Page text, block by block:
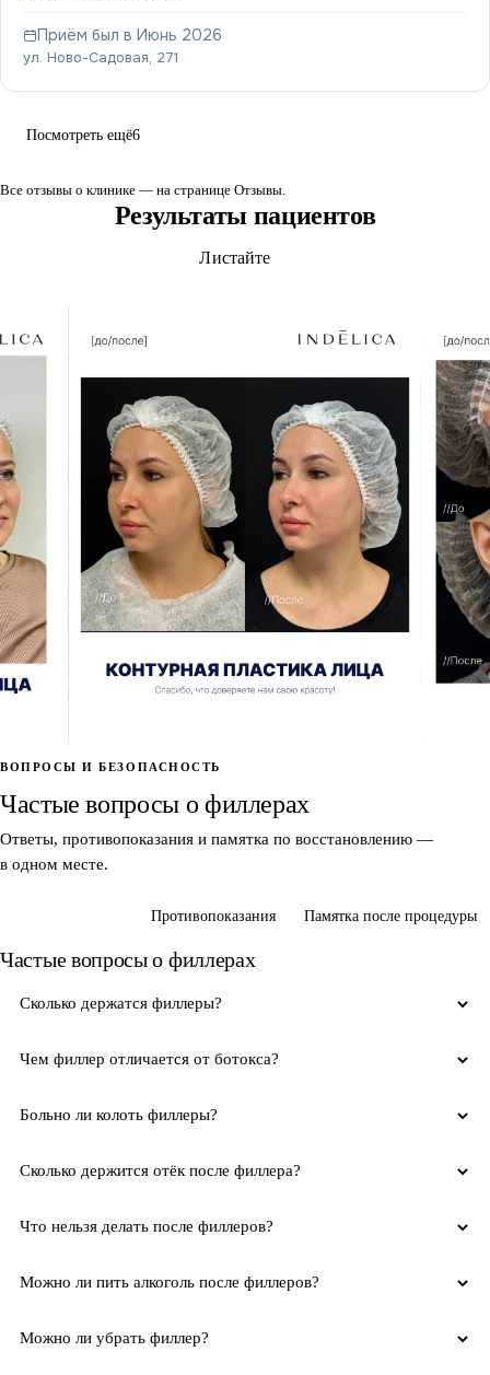
Приём был в Июнь 2026
ул. Ново-Садовая, 271
Посмотреть ещё6
Все отзывы о клинике — на странице Отзывы
Результаты пациентов
Листайте
Контурная пластика
лица · до / после
ВОПРОСЫ И БЕЗОПАСНОСТЬ
Частые вопросы о филлерах
Ответы, противопоказания и памятка по восстановлению —
в одном месте.
Противопоказания Памятка после процедуры
Частые вопросы о филлерах
Сколько держатся филлеры?
Чем филлер отличается от ботокса?
Больно ли колоть филлеры?
Сколько держится отёк после филлера?
Что нельзя делать после филлеров?
Можно ли пить алкоголь после филлеров?
Можно ли убрать филлер?